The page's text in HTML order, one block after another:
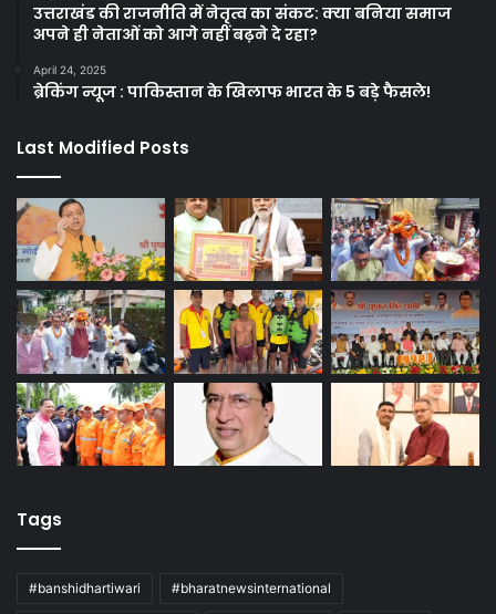
उत्तराखंड की राजनीति में नेतृत्व का संकट: क्या बनिया समाज
अपने ही नेताओं को आगे नहीं बढ़ने दे रहा?
April 24, 2025
ब्रेकिंग न्यूज : पाकिस्तान के खिलाफ भारत के 5 बड़े फैसले!
Last Modified Posts
Tags
#banshidhartiwari #bharatnewsinternational